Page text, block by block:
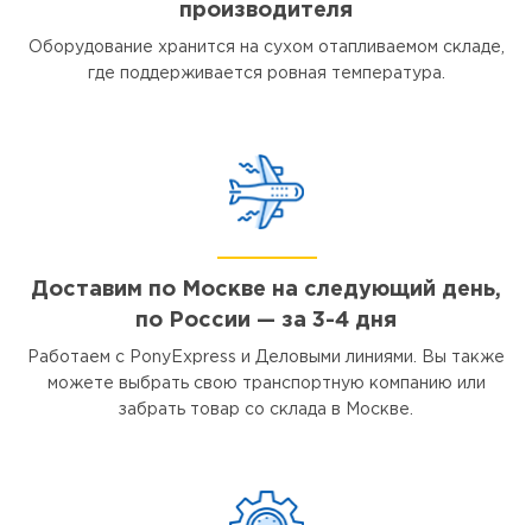
производителя
Оборудование хранится на сухом отапливаемом складе,
где поддерживается ровная температура.
Доставим по Москве на следующий день,
по России — за 3-4 дня
Работаем с PonyExpress и Деловыми линиями. Вы также
можете выбрать свою транспортную компанию или
забрать товар со склада в Москве.